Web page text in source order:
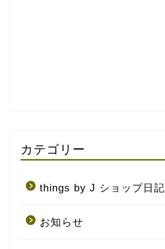
カテゴリー
things by J ショップ日記
お知らせ